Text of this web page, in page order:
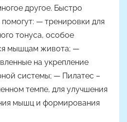
другое. Быстро
— тренировки для
тонуса, особое
мышцам живота; —
на укрепление
системы; — Пилатес –
темпе, для улучшения
мышц и формирования